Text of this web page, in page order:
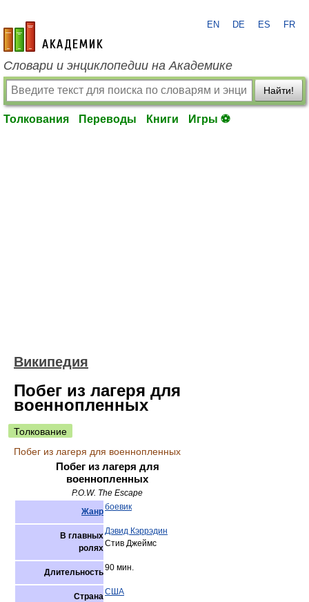
academic.ru
EN DE ES FR
Словари и энциклопедии на Академике
Найти!
Толкования Переводы Книги Игры ⚽
Википедия
Побег из лагеря для
военнопленных
Толкование
Побег из лагеря для военнопленных
Побег из лагеря для
военнопленных
P.O.W. The Escape
Жанрбоевик
В главных
ролях
Дэвид Кэррэдин
Стив Джеймс
Длительность90 мин.
СтранаСША